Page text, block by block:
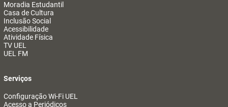
Moradia Estudantil
Casa de Cultura
Inclusão Social
Acessibilidade
Atividade Física
TV UEL
UEL FM
Serviços
Configuração Wi-Fi UEL
Acesso a Periódicos